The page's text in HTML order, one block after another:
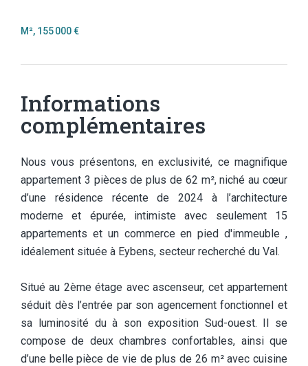
M², 155 000 €
Informations
complémentaires
Nous vous présentons, en exclusivité, ce magnifique
appartement 3 pièces de plus de 62 m², niché au cœur
d’une résidence récente de 2024 à l’architecture
moderne et épurée, intimiste avec seulement 15
appartements et un commerce en pied d'immeuble ,
idéalement située à Eybens, secteur recherché du Val.
Situé au 2ème étage avec ascenseur, cet appartement
séduit dès l’entrée par son agencement fonctionnel et
sa luminosité du à son exposition Sud-ouest. Il se
compose de deux chambres confortables, ainsi que
d’une belle pièce de vie de plus de 26 m² avec cuisine